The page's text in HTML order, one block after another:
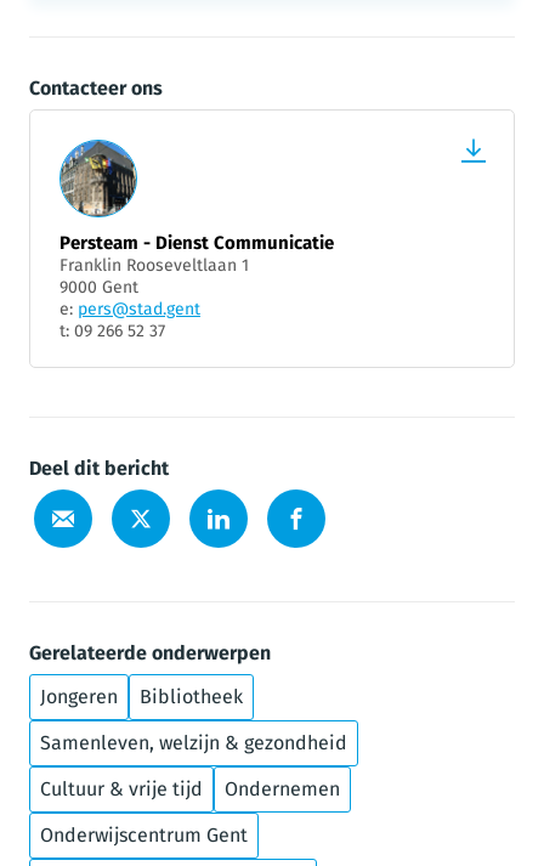
Contacteer ons
Persteam - Dienst Communicatie
Franklin Rooseveltlaan 1
9000 Gent
e: pers@stad.gent
t: 09 266 52 37
Deel dit bericht
Gerelateerde onderwerpen
Jongeren
Bibliotheek
Samenleven, welzijn & gezondheid
Cultuur & vrije tijd
Ondernemen
Onderwijscentrum Gent